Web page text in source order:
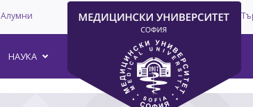
Алумни
НАУКА